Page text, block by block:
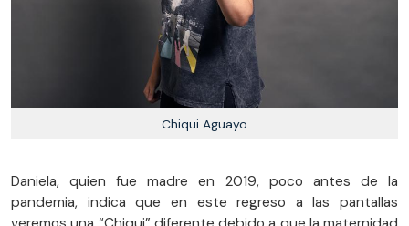
Chiqui Aguayo
Daniela, quien fue madre en 2019, poco antes de la
pandemia, indica que en este regreso a las pantallas